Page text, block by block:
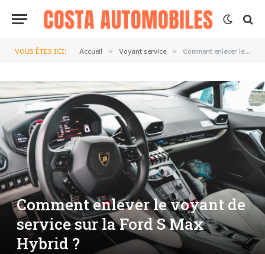
VOUS ÊTES ICI: Accueil » Voyant service » Comment enlever le voyant de service sur la Ford S Max Hybrid ?
Comment enlever le voyant de
service sur la Ford S Max
Hybrid ?